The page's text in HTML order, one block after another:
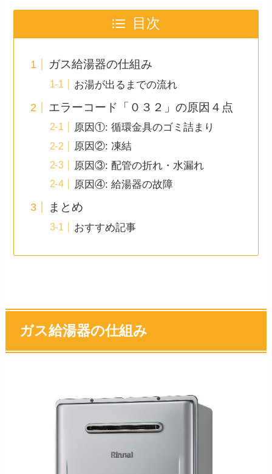
目次
ガス給湯器の仕組み
お湯が出るまでの流れ
エラーコード「０３２」の原因４点
原因①: 循環金具のゴミ詰まり
原因②: 凍結
原因③: 配管の折れ・水漏れ
原因④: 給湯器の故障
まとめ
おすすめ記事
ガス給湯器の仕組み